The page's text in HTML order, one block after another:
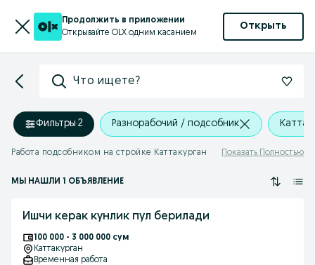
Продолжить в приложении
Открывайте OLX одним касанием
Открыть
Что ищете?
Фильтры·2 Разнорабочий / подсобник
Работа подсобником на стройке Каттакурган Показать Полностью
МЫ НАШЛИ 1 ОБЪЯВЛЕНИЕ
Ишчи керак кунлик пул берилади
100 000 - 3 000 000 сум
Каттакурган
Временная работа